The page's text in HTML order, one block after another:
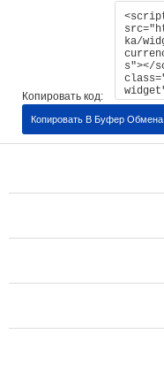
Копировать код:
Копировать В Буфер Обмена